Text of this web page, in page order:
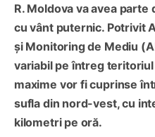
R. Moldova va avea
cu vânt puternic. Potrivit
și Monitoring de Mediu
variabil pe întreg
maxime vor fi cuprinse
sufla din nord-vest, cu
kilometri pe oră.